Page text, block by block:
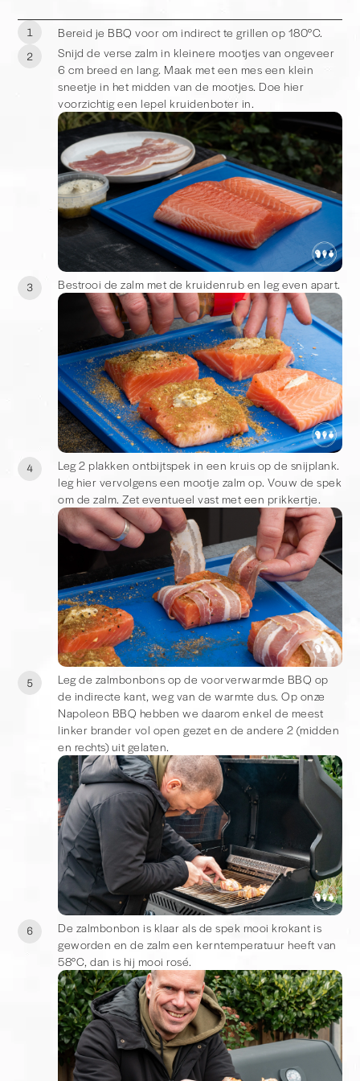
1 Bereid je BBQ voor om indirect te grillen op 180°C.
2
Snijd de verse zalm in kleinere mootjes van ongeveer
6 cm breed en lang. Maak met een mes een klein
sneetje in het midden van de mootjes. Doe hier
voorzichtig een lepel kruidenboter in.
3 Bestrooi de zalm met de kruidenrub en leg even apart.
4
Leg 2 plakken ontbijtspek in een kruis op de snijplank.
leg hier vervolgens een mootje zalm op. Vouw de spek
om de zalm. Zet eventueel vast met een prikkertje.
5
Leg de zalmbonbons op de voorverwarmde BBQ op
de indirecte kant, weg van de warmte dus. Op onze
Napoleon BBQ hebben we daarom enkel de meest
linker brander vol open gezet en de andere 2 (midden
en rechts) uit gelaten.
6
De zalmbonbon is klaar als de spek mooi krokant is
geworden en de zalm een kerntemperatuur heeft van
58°C, dan is hij mooi rosé.